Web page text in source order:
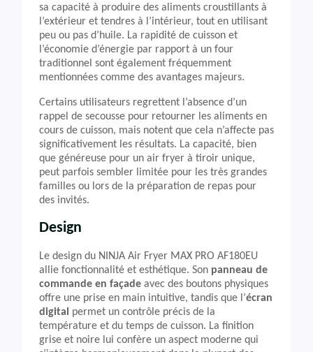
sa capacité à produire des aliments croustillants à
l’extérieur et tendres à l’intérieur, tout en utilisant
peu ou pas d’huile. La rapidité de cuisson et
l’économie d’énergie par rapport à un four
traditionnel sont également fréquemment
mentionnées comme des avantages majeurs.
Certains utilisateurs regrettent l’absence d’un
rappel de secousse pour retourner les aliments en
cours de cuisson, mais notent que cela n’affecte pas
significativement les résultats. La capacité, bien
que généreuse pour un air fryer à tiroir unique,
peut parfois sembler limitée pour les très grandes
familles ou lors de la préparation de repas pour
des invités.
Design
Le design du NINJA Air Fryer MAX PRO AF180EU
allie fonctionnalité et esthétique. Son panneau de
commande en façade avec des boutons physiques
offre une prise en main intuitive, tandis que l’écran
digital
permet un contrôle précis de la
température et du temps de cuisson. La finition
grise et noire lui confère un aspect moderne qui